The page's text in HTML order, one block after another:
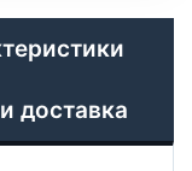
доставка